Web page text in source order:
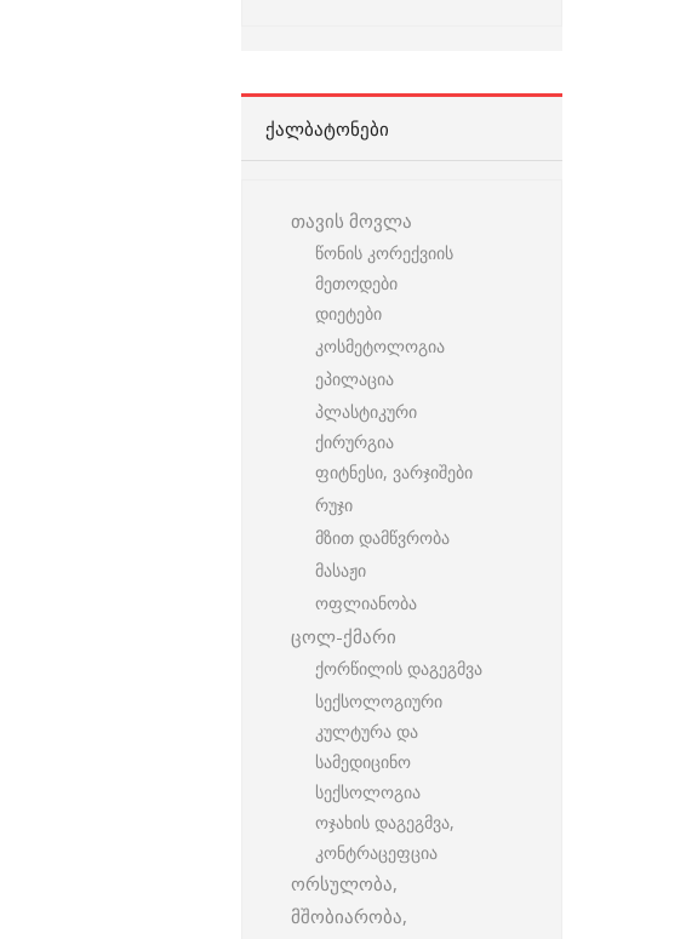
ᲥᲐᲚᲑᲐᲢᲝᲜᲔᲑᲘ
თავის მოვლა
წონის კორექვიის
მეთოდები
დიეტები
კოსმეტოლოგია
ეპილაცია
პლასტიკური
ქირურგია
ფიტნესი, ვარჯიშები
რუჯი
მზით დამწვრობა
მასაჟი
ოფლიანობა
ცოლ-ქმარი
ქორწილის დაგეგმვა
სექსოლოგიური
კულტურა და
სამედიცინო
სექსოლოგია
ოჯახის დაგეგმვა,
კონტრაცეფცია
ორსულობა,
მშობიარობა,